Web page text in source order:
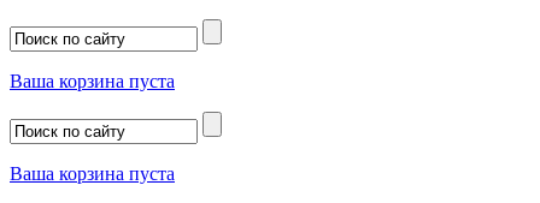
Ваша корзина пуста
Ваша корзина пуста